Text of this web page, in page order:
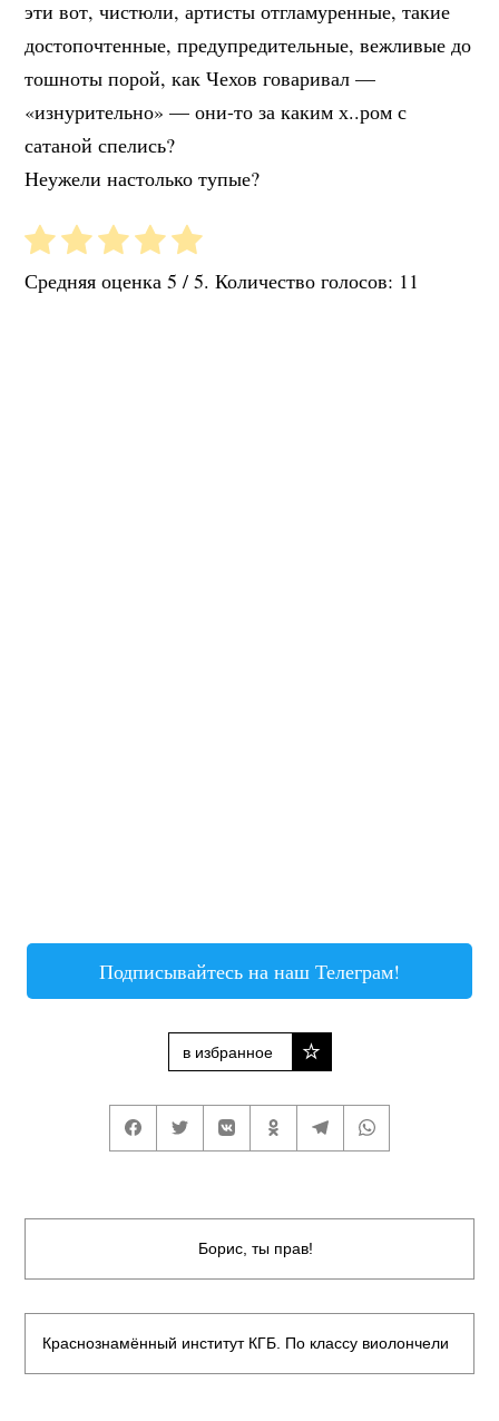
эти вот, чистюли, артисты отгламуренные, такие
достопочтенные, предупредительные, вежливые до
тошноты порой, как Чехов говаривал —
«изнурительно» — они-то за каким х..ром с
сатаной спелись?
Неужели настолько тупые?
Средняя оценка5 / 5. Количество голосов: 11
Подписывайтесь на наш Телеграм!
в избранное
Борис, ты прав!
Краснознамённый институт КГБ. По классу виолончели